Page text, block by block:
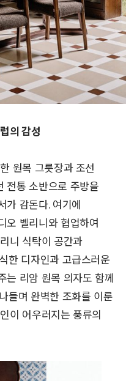
의 감성
원목 그릇장과 조선
전통 소반으로 주방을
가 감돈다. 여기에
오 벨리니와 협업하여
니 식탁이 공간과
한 디자인과 고급스러운
는 리암 원목 의자도 함께
들며 완벽한 조화를 이룬
이 어우러지는 풍류의